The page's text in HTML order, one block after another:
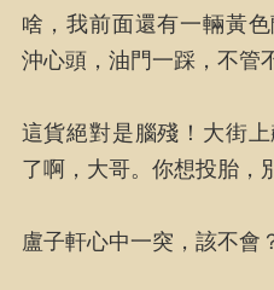
啥，我前面還有一輛黃
沖心頭，油門一踩，不管
這貨絕對是腦殘！大街
了啊，大哥。你想投胎，
盧子軒心中一突，該不會